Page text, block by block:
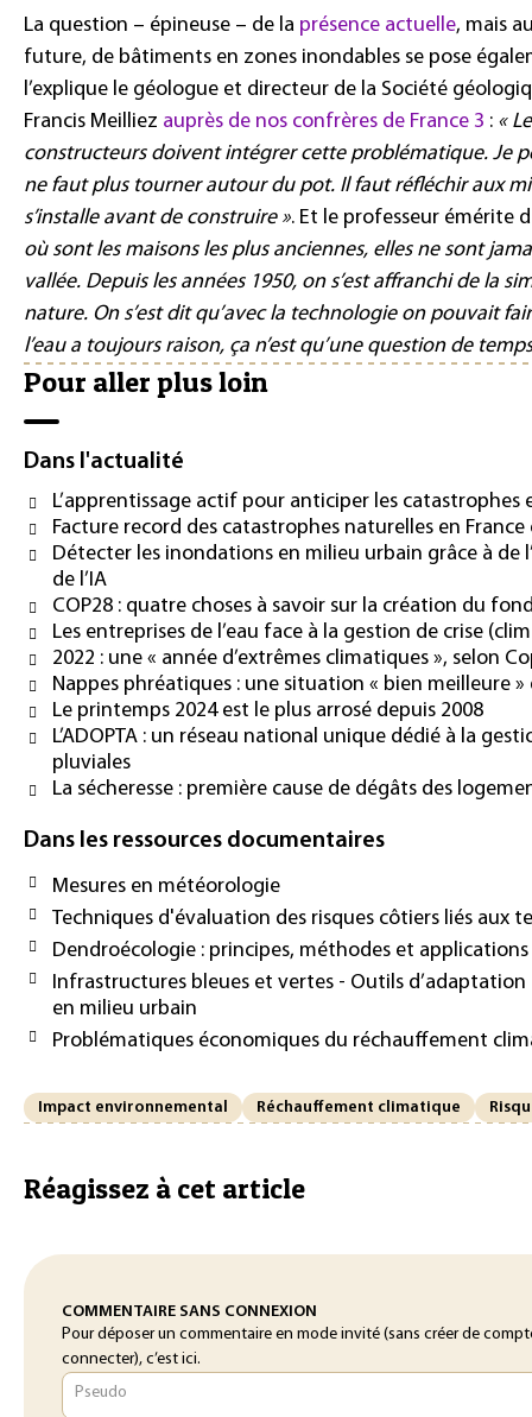
La question – épineuse – de la présence actuelle, mais
future, de bâtiments en zones inondables se pose
l’explique le géologue et directeur de la Société
Francis Meilliez auprès de nos confrères de France 3 : «
constructeurs doivent intégrer cette problématique. Je
ne faut plus tourner autour du pot. Il faut réfléchir aux
s’installe avant de construire ». Et le professeur émérite
où sont les maisons les plus anciennes, elles ne sont
vallée. Depuis les années 1950, on s’est affranchi de la
nature. On s’est dit qu’avec la technologie on pouvait
l’eau a toujours raison, ça n’est qu’une question de
Pour aller plus loin
Dans l'actualité
L’apprentissage actif pour anticiper les catastrophes
Facture record des catastrophes naturelles en France
Détecter les inondations en milieu urbain grâce à de
de l’IA
COP28 : quatre choses à savoir sur la création du
Les entreprises de l’eau face à la gestion de crise
2022 : une « année d’extrêmes climatiques », selon
Nappes phréatiques : une situation « bien meilleure »
Le printemps 2024 est le plus arrosé depuis 2008
L’ADOPTA : un réseau national unique dédié à la
pluviales
La sécheresse : première cause de dégâts des
Dans les ressources documentaires
Mesures en météorologie
Techniques d'évaluation des risques côtiers liés aux
Dendroécologie : principes, méthodes et applications
Infrastructures bleues et vertes - Outils
en milieu urbain
Problématiques économiques du réchauffement
Impact environnemental Réchauffement climatique
Réagissez à cet article
COMMENTAIRE SANS CONNEXION
Pour déposer un commentaire en mode invité (sans créer de
connecter), c’est ici.
Pseudo